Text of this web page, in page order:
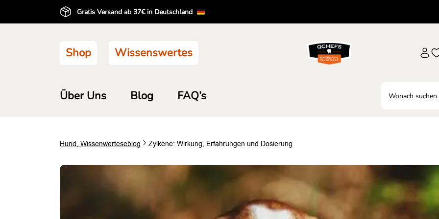
Gratis Versand ab 37€ in Deutschland
Shop Wissenswertes
Über Uns Blog FAQ’s
Hund, Wissenwerteseblog Zylkene: Wirkung, Erfahrungen und Dosierung